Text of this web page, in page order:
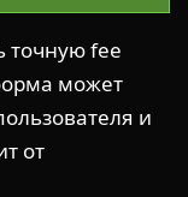
точную fee
может
и
от